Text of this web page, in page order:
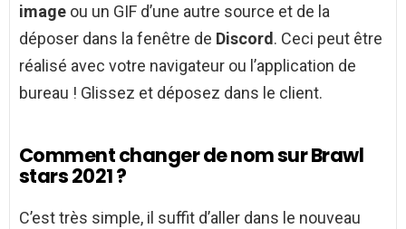
image ou un GIF d’une autre source et de la
déposer dans la fenêtre de Discord. Ceci peut être
réalisé avec votre navigateur ou l’application de
bureau ! Glissez et déposez dans le client.
Comment changer de nom sur Brawl
stars 2021 ?
C’est très simple, il suffit d’aller dans le nouveau